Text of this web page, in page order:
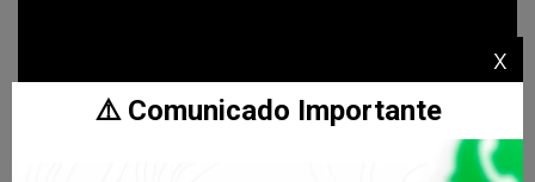
x
⚠️ Comunicado Importante